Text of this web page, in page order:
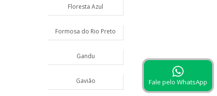
Floresta Azul
Formosa do Rio Preto
Gandu
Gavião Fale pelo WhatsApp